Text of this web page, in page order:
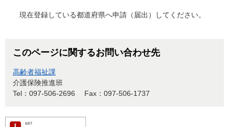
現在登録している都道府県へ申請（届出）してください。
このページに関するお問い合わせ先
高齢者福祉課
介護保険推進班
Tel：097-506-2696
Fax：097-506-1737